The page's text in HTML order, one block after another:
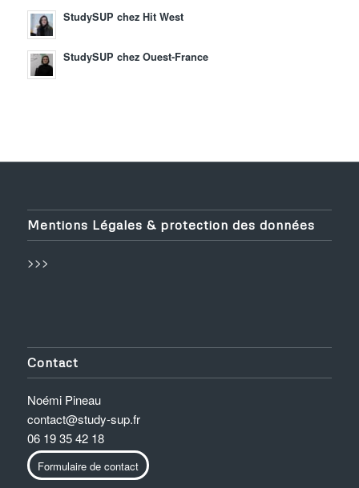
StudySUP chez Hit West
StudySUP chez Ouest-France
Mentions Légales & protection des données
>>>
Contact
Noémi Pineau
contact@study-sup.fr
06 19 35 42 18
Formulaire de contact